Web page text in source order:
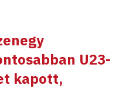
U23-
kapott,